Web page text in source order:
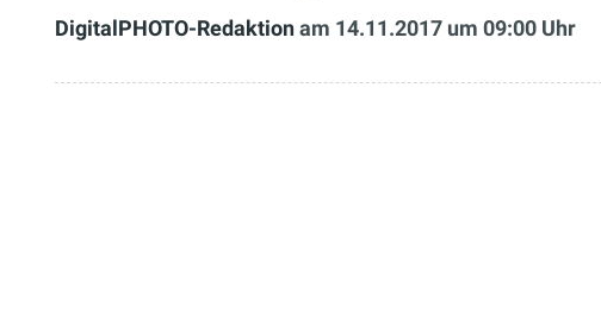
DigitalPHOTO-Redaktion am 14.11.2017 um 09:00 Uhr